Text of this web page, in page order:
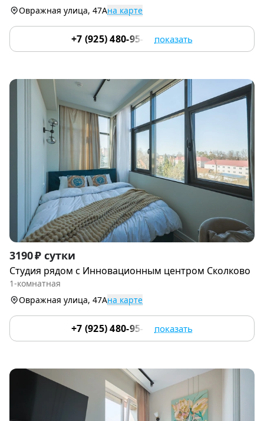
Овражная улица, 47Ана карте
+7 (925) 480-95-17 показать
Item
1
of
3190 ₽ сутки
Студия рядoм с Инновационным центром Сколково
1-комнатная
Овражная улица, 47Ана карте
+7 (925) 480-95-17 показать